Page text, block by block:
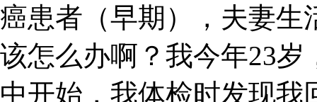
癌患者（早期），夫妻生
该怎么办啊？我今年23
中开始，我体检时发现我